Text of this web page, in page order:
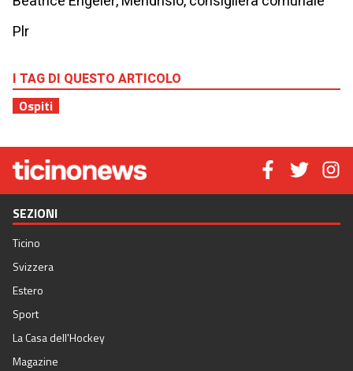
Plr
I TAG DI QUESTO ARTICOLO
Ospiti
SEZIONI
Ticino
Svizzera
Estero
Sport
La Casa dell'Hockey
Magazine